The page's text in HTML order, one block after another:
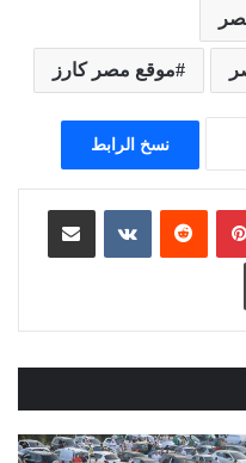
موقع مصر كارز
نسخ الرابط
بينتيريست
‏Reddit
‏VKontakte مشاركة عبر البريد
طباعة